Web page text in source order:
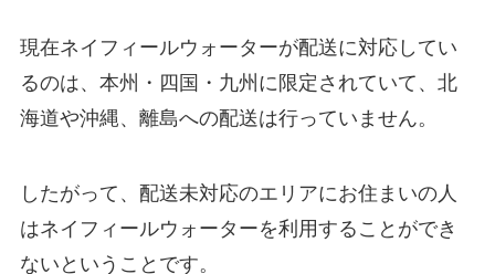
現在ネイフィールウォーターが配送に対応してい
るのは、本州・四国・九州に限定されていて、北
海道や沖縄、離島への配送は行っていません。
したがって、配送未対応のエリアにお住まいの人
はネイフィールウォーターを利用することができ
ないということです。